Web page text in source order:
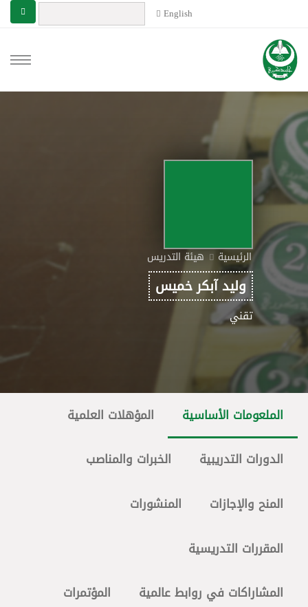
English
الرئيسية هيئة التدريس
وليد آبكر خميس
تقني
الملعومات الأساسية المؤهلات العلمية
الدورات التدريبية الخبرات والمناصب
المنح والإجازات المنشورات
المقررات التدريسية
المشاراكات في روابط عالمية المؤتمرات